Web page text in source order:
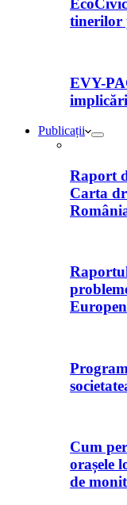
tinerilor
EVY-
Publicații
Raport
Carta
Cum
orașele
de